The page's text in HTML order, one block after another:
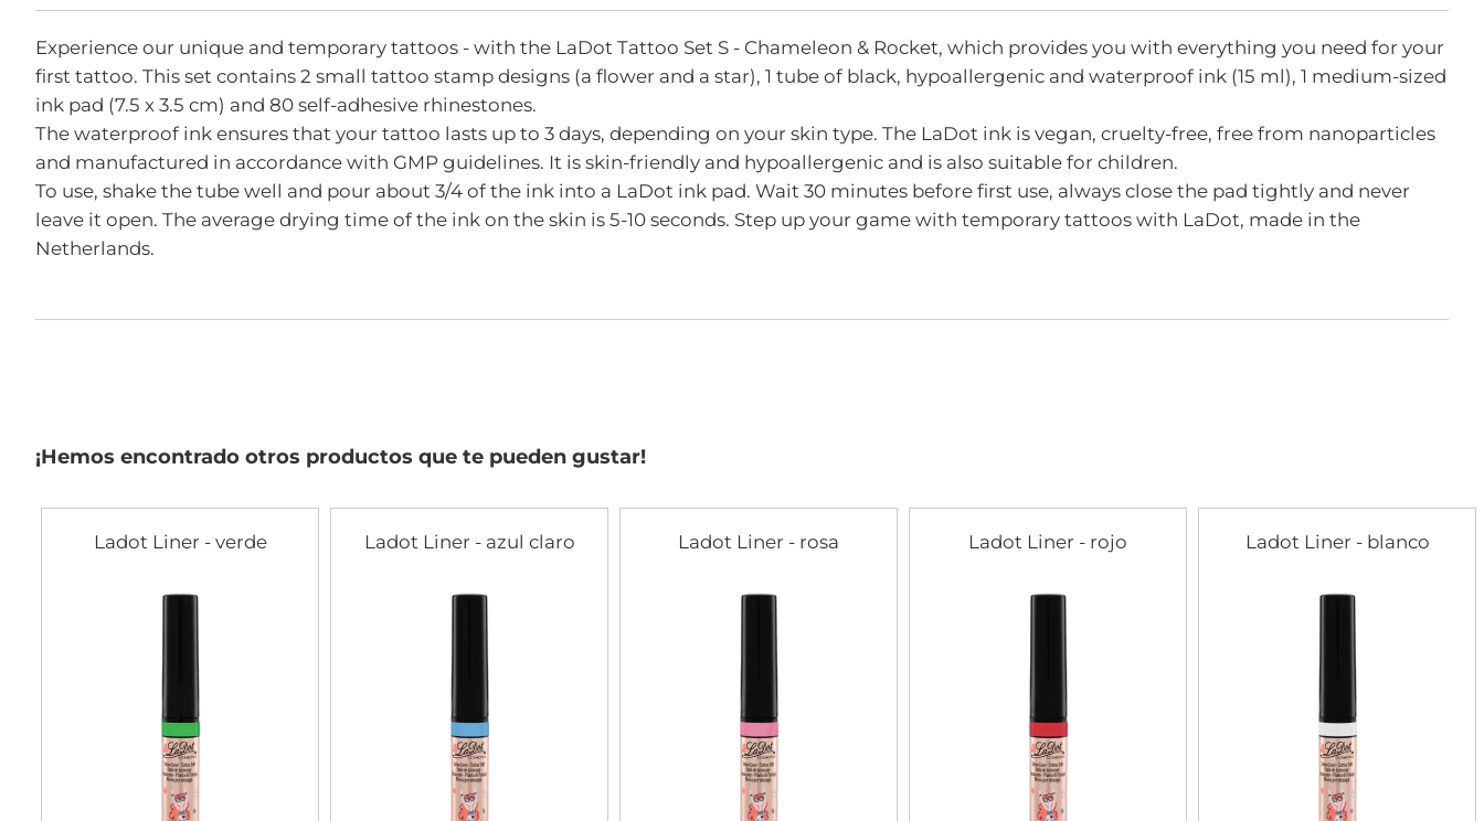
la
galería
imágenes
Experience our unique and temporary tattoos - with the LaDot Tattoo Set S - Chameleon & Rocket, which provides you with everything you need for your
first tattoo. This set contains 2 small tattoo stamp designs (a flower and a star), 1 tube of black, hypoallergenic and waterproof ink (15 ml), 1 medium-sized
ink pad (7.5 x 3.5 cm) and 80 self-adhesive rhinestones.
The waterproof ink ensures that your tattoo lasts up to 3 days, depending on your skin type. The LaDot ink is vegan, cruelty-free, free from nanoparticles
and manufactured in accordance with GMP guidelines. It is skin-friendly and hypoallergenic and is also suitable for children.
To use, shake the tube well and pour about 3/4 of the ink into a LaDot ink pad. Wait 30 minutes before first use, always close the pad tightly and never
leave it open. The average drying time of the ink on the skin is 5-10 seconds. Step up your game with temporary tattoos with LaDot, made in the
Netherlands.
¡Hemos encontrado otros productos que te pueden gustar!
Ladot Liner - verde Ladot Liner - azul claro Ladot Liner - rosa Ladot Liner - rojo Ladot Liner - blanco